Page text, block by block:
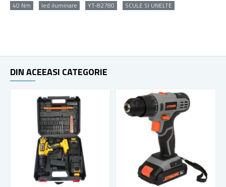
40 Nm
led iluminare YT-82780 SCULE SI UNELTE
DIN ACEEASI CATEGORIE